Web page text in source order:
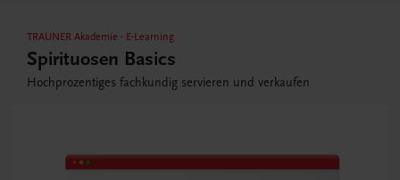
TRAUNER Akademie - E-Learning
Spirituosen Basics
Hochprozentiges fachkundig servieren und verkaufen